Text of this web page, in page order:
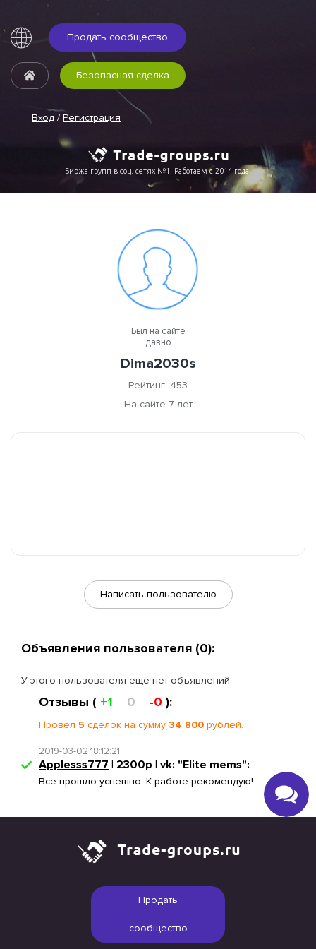
Продать сообщество
Вход / Регистрация
Безопасная сделка
Биржа групп в соц. сетях №1. Работаем с 2014 года.
Был на сайте
давно
Dima2030s
Рейтинг: 453
На сайте 7 лет
Написать пользователю
Объявления пользователя (0):
У этого пользователя ещё нет объявлений.
Отзывы ( +1 0 -0 ):
Провёл 5 сделок на сумму 34 800 рублей.
2019-03-02 18:12:21
Applesss777 | 2300р | vk: "Elite mems":
Все прошло успешно. К работе рекомендую!
Продать
сообщество